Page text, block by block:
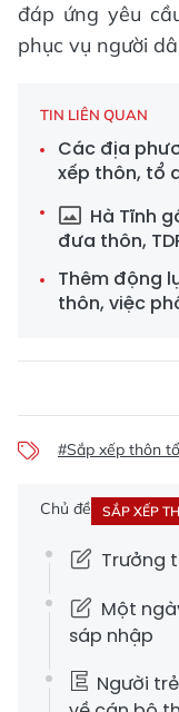
đáp ứng yêu
phục vụ người
TIN LIÊN QUAN
Các địa
xếp thôn, tổ
Hà Tĩnh
đưa thôn,
Thêm động
thôn, việc
#Sắp xếp thôn
Chủ đề SẮP XẾP
Trưởng
Một
sáp nhập
Người